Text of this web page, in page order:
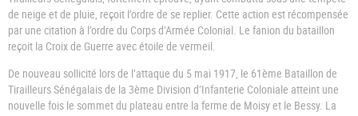
de neige et de pluie, reçoit l’ordre de se replier. Cette action est récompensée
par une citation à l’ordre du Corps d’Armée Colonial. Le fanion du bataillon
reçoit la Croix de Guerre avec étoile de vermeil.
De nouveau sollicité lors de l’attaque du 5 mai 1917, le 61ème Bataillon de
Tirailleurs Sénégalais de la 3ème Division d’Infanterie Coloniale atteint une
nouvelle fois le sommet du plateau entre la ferme de Moisy et le Bessy. La